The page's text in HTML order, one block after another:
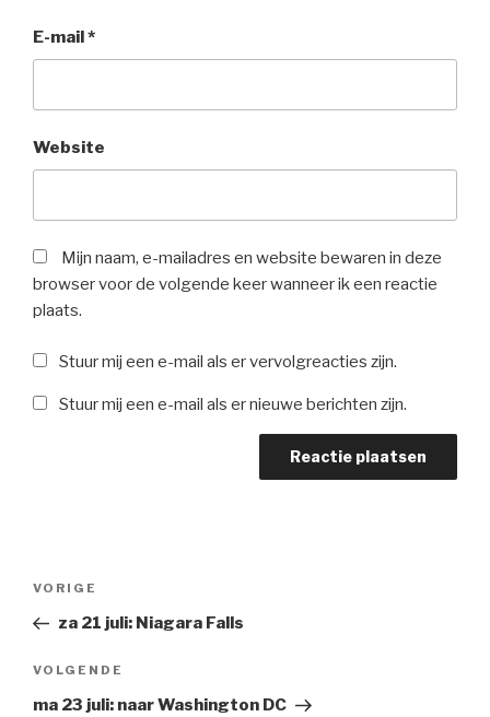
E-mail *
Website
Mijn naam, e-mailadres en website bewaren in deze
browser voor de volgende keer wanneer ik een reactie
plaats.
Stuur mij een e-mail als er vervolgreacties zijn.
Stuur mij een e-mail als er nieuwe berichten zijn.
Vorig
bericht
VORIGE
za 21 juli: Niagara Falls
Volgend
Bericht
VOLGENDE
ma 23 juli: naar Washington DC